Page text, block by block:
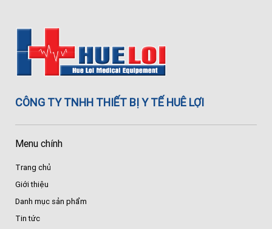
CÔNG TY TNHH THIẾT BỊ Y TẾ HUÊ LỢI
Menu chính
Trang chủ
Giới thiệu
Danh mục sản phẩm
Tin tức